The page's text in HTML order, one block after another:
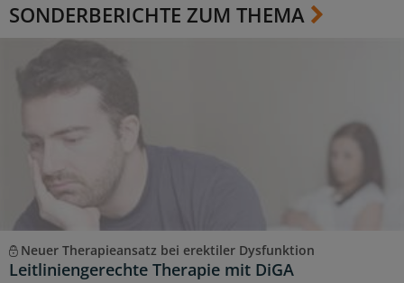
SONDERBERICHTE ZUM THEMA
Neuer Therapieansatz bei erektiler Dysfunktion
Leitliniengerechte Therapie mit DiGA